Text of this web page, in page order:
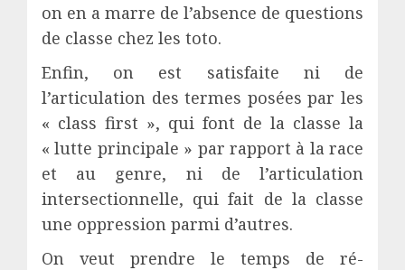
on en a marre de l’absence de questions
de classe chez les toto.
Enfin, on est satisfaite ni de
l’articulation des termes posées par les
« class first », qui font de la classe la
« lutte principale » par rapport à la race
et au genre, ni de l’articulation
intersectionnelle, qui fait de la classe
une oppression parmi d’autres.
On veut prendre le temps de ré-